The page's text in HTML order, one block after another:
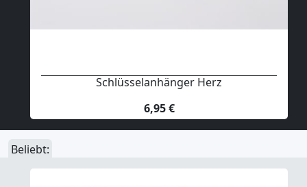
Schlüsselanhänger Herz
6,95 €
Beliebt: